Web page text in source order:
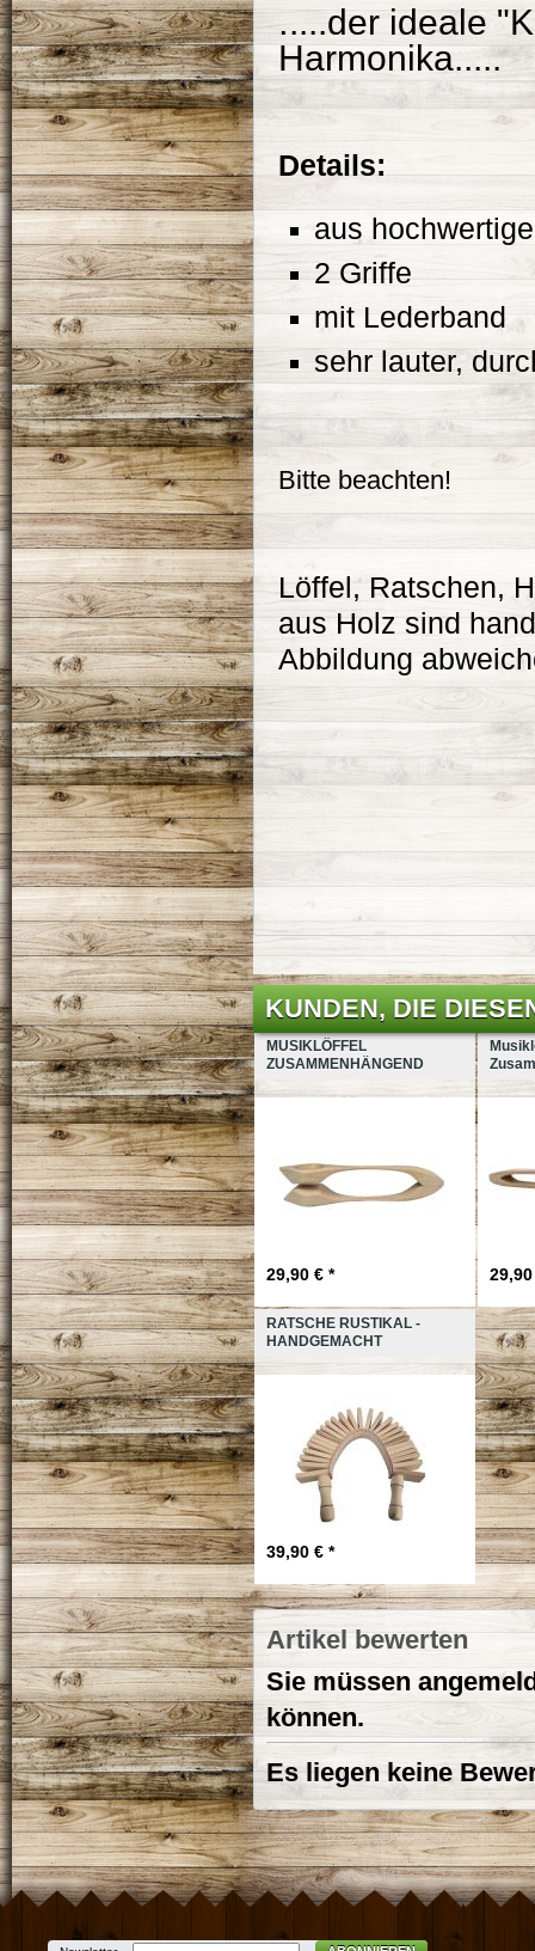
.....der ideale
Harmonika.....
Details:
aus
2 Griffe
mit Lederband
sehr lauter,
Bitte beachten!
Löffel, Ratschen,
aus Holz sind
Abbildung
KUNDEN, DIE
MUSIKLÖFFEL
ZUSAMMENHÄNGEND
29,90 € *
RATSCHE RUSTIKAL -
HANDGEMACHT
39,90 € *
Artikel bewerten
Sie müssen
können.
Es liegen keine